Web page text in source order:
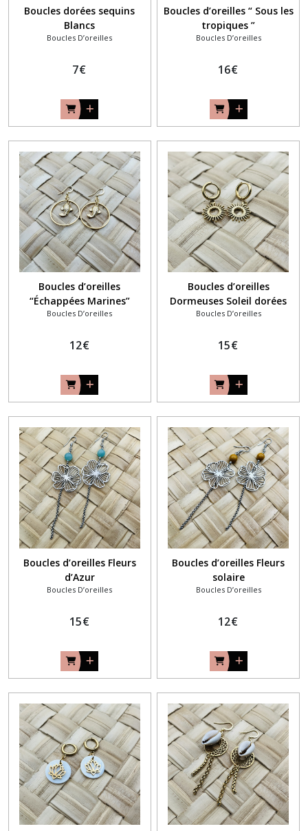
Boucles dorées sequins
Blancs
Boucles D’oreilles
7€
Boucles d’oreilles “ Sous les
tropiques ”
Boucles D’oreilles
16€
Boucles d’oreilles
“Échappées Marines”
Boucles D’oreilles
12€
Boucles d’oreilles
Dormeuses Soleil dorées
Boucles D’oreilles
15€
Boucles d’oreilles Fleurs
d’Azur
Boucles D’oreilles
15€
Boucles d’oreilles Fleurs
solaire
Boucles D’oreilles
12€